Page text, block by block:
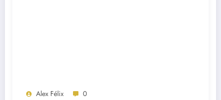
Alex Félix 0